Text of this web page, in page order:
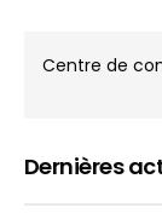
Centre de
Dernières